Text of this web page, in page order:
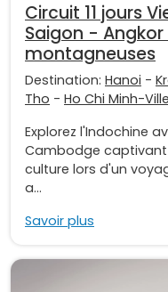
Circuit 11 jours
Saigon -
montagneuses
Destination: Hanoi -
Tho - Ho Chi Minh-
Explorez l'Indochine
Cambodge captivant
culture lors d'un
a...
Savoir plus